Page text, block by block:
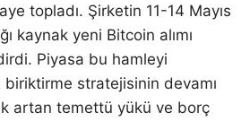
topladı. Şirketin 11-14 Mayıs
kaynak yeni Bitcoin alımı
Piyasa bu hamleyi
biriktirme stratejisinin devamı
artan temettü yükü ve borç